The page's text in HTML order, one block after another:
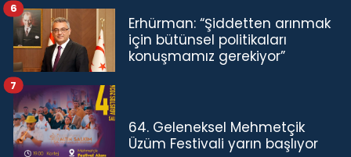
Erhürman: “Şiddetten arınmak
için bütünsel politikaları
konuşmamız gerekiyor”
6
64. Geleneksel Mehmetçik
Üzüm Festivali yarın başlıyor
7